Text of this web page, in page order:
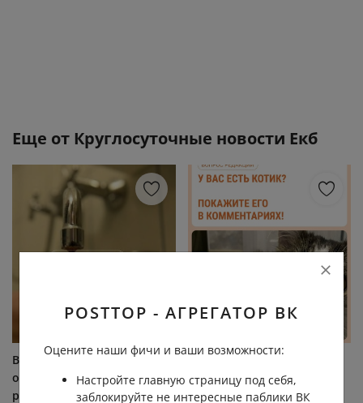
Еще от Круглосуточные новости Екб
В Пионерском районе
организовали бесплатную
раздачу питьевой воды.
Сегодня отмечается
Всемирный день кошек.
Вообще считаем, что
POSTTOP - АГРЕГАТОР ВК
Оцените наши фичи и ваши возможности:
Настройте главную страницу под себя,
заблокируйте не интересные паблики ВК